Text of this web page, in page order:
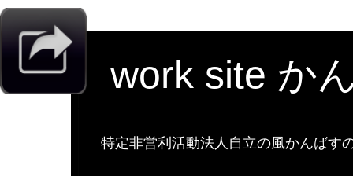
work site か
特定非営利活動法人自立の風かんばす